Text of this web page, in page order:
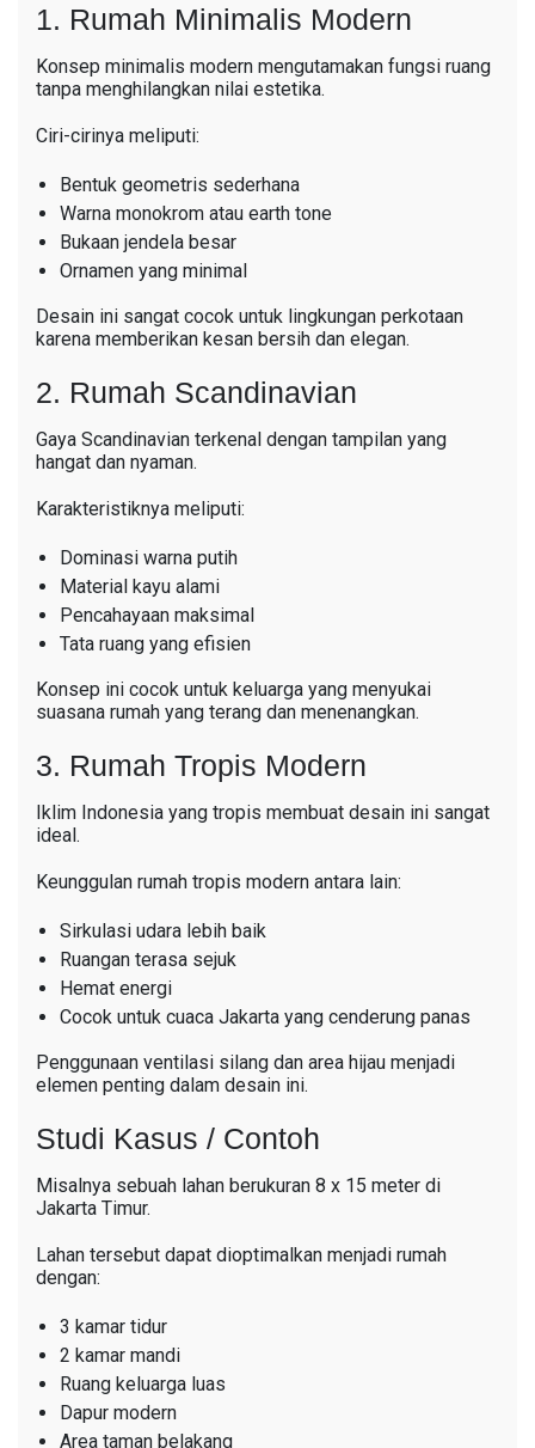
1. Rumah Minimalis Modern
Konsep minimalis modern mengutamakan fungsi ruang
tanpa menghilangkan nilai estetika.
Ciri-cirinya meliputi:
Bentuk geometris sederhana
Warna monokrom atau earth tone
Bukaan jendela besar
Ornamen yang minimal
Desain ini sangat cocok untuk lingkungan perkotaan
karena memberikan kesan bersih dan elegan.
2. Rumah Scandinavian
Gaya Scandinavian terkenal dengan tampilan yang
hangat dan nyaman.
Karakteristiknya meliputi:
Dominasi warna putih
Material kayu alami
Pencahayaan maksimal
Tata ruang yang efisien
Konsep ini cocok untuk keluarga yang menyukai
suasana rumah yang terang dan menenangkan.
3. Rumah Tropis Modern
Iklim Indonesia yang tropis membuat desain ini sangat
ideal.
Keunggulan rumah tropis modern antara lain:
Sirkulasi udara lebih baik
Ruangan terasa sejuk
Hemat energi
Cocok untuk cuaca Jakarta yang cenderung panas
Penggunaan ventilasi silang dan area hijau menjadi
elemen penting dalam desain ini.
Studi Kasus / Contoh
Misalnya sebuah lahan berukuran 8 x 15 meter di
Jakarta Timur.
Lahan tersebut dapat dioptimalkan menjadi rumah
dengan:
3 kamar tidur
2 kamar mandi
Ruang keluarga luas
Dapur modern
Area taman belakang